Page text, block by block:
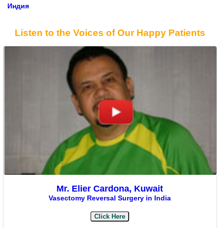
Индия
Listen to the Voices of Our Happy Patients
Mr. Elier Cardona, Kuwait
Vasectomy Reversal Surgery in India
Click Here